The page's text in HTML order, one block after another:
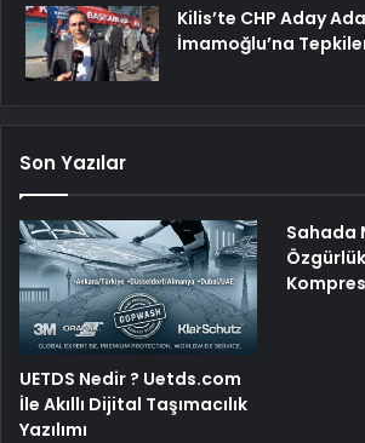
Kilis’te CHP Aday
İmamoğlu’na
Son Yazılar
UETDS Nedir ? Uetds.com
İle Akıllı Dijital Taşımacılık
Yazılımı
Sahada